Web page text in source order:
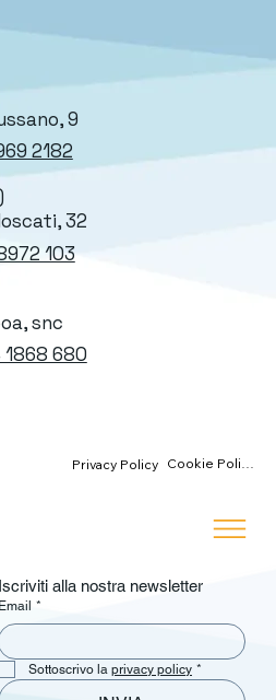
9
2182
32
103
snc
680
Privacy Policy Cookie Policy
Iscriviti alla nostra newsletter
Email *
Sottoscrivo la privacy policy *